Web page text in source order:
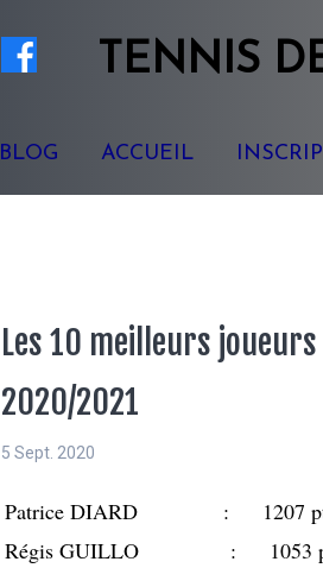
TENNIS
BLOG ACCUEIL
Les 10 meilleurs
2020/2021
5 Sept. 2020
Patrice DIARD : 1207
Régis GUILLO : 1053